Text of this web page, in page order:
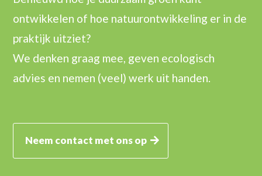
ontwikkelen of hoe natuurontwikkeling er in de
praktijk uitziet?
We denken graag mee, geven ecologisch
advies en nemen (veel) werk uit handen.
Neem contact met ons op